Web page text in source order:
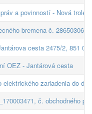
a povinností - Nová
bremena č.
cesta 2475/2, 851 06
OEZ - Jantárová cesta
elektrického zariadenia do
č. obchodného